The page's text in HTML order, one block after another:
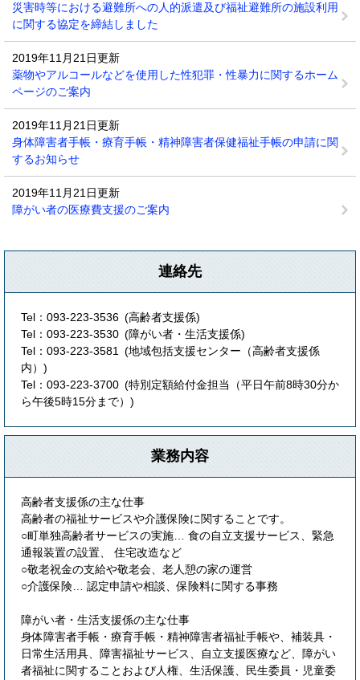
災害時等における避難所への人的派遣及び福祉避難所の施設利用
に関する協定を締結しました
2019年11月21日更新
薬物やアルコールなどを使用した性犯罪・性暴力に関するホーム
ページのご案内
2019年11月21日更新
身体障害者手帳・療育手帳・精神障害者保健福祉手帳の申請に関
するお知らせ
2019年11月21日更新
障がい者の医療費支援のご案内
連絡先
Tel：093-223-3536
高齢者支援係
Tel：093-223-3530
障がい者・生活支援係
Tel：093-223-3581
地域包括支援センター（高齢者支援係
内）
Tel：093-223-3700
特別定額給付金担当（平日午前8時30分か
ら午後5時15分まで）
業務内容
高齢者支援係の主な仕事
高齢者の福祉サービスや介護保険に関することです。
○町単独高齢者サービスの実施… 食の自立支援サービス、緊急
通報装置の設置、 住宅改造など
○敬老祝金の支給や敬老会、老人憩の家の運営
○介護保険… 認定申請や相談、保険料に関する事務
障がい者・生活支援係の主な仕事
身体障害者手帳・療育手帳・精神障害者福祉手帳や、補装具・
日常生活用具、障害福祉サービス、自立支援医療など、障がい
者福祉に関することおよび人権、生活保護、民生委員・児童委